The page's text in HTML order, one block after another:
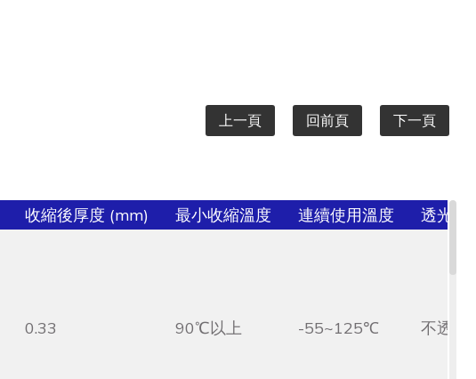
上一頁 回前頁 下一頁
收縮後厚度 (mm) 最小收縮溫度 連續使用溫度 透光/
0.33 90℃以上 -55~125℃ 不透光